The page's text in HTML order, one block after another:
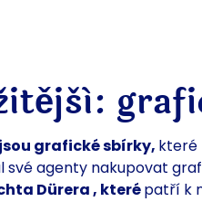
grafické sbírky, které
své agenty nakupovat
Dürera, kterépatří k